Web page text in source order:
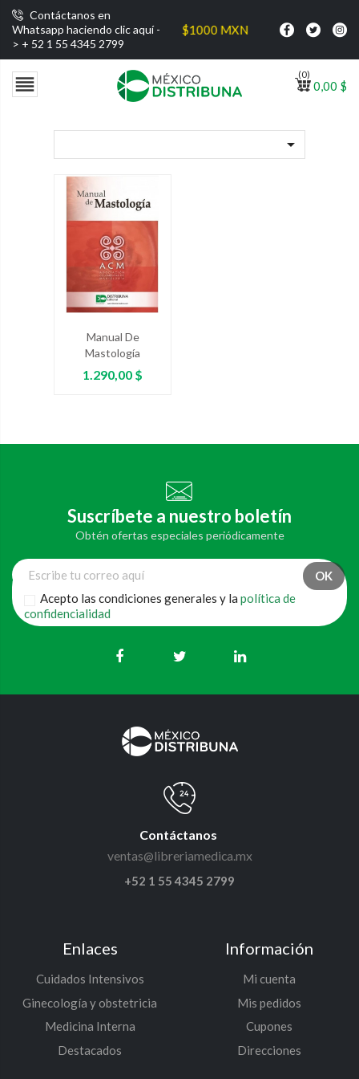
Contáctanos en
Whatsapp haciendo clic aquí -
> + 52 1 55 4345 2799
gratis por compras superiores a $1000 MXN
 0,00 $
(0)

Manual De
Mastología
Precio
1.290,00 $
Suscríbete a nuestro boletín
Obtén ofertas especiales periódicamente
Acepto las condiciones generales y lapolítica de
confidencialidad
Contáctanos
ventas@libreriamedica.mx
+52 1 55 4345 2799
Enlaces
Cuidados Intensivos
Ginecología y obstetricia
Medicina Interna
Destacados
Información
Mi cuenta
Mis pedidos
Cupones
Direcciones